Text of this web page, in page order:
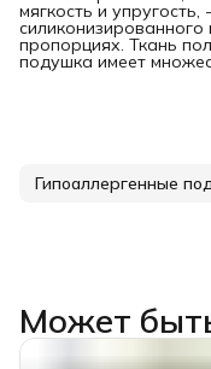
мягкость и
пропорциях. Ткань
подушка имеет
Гипоаллергенные
Может